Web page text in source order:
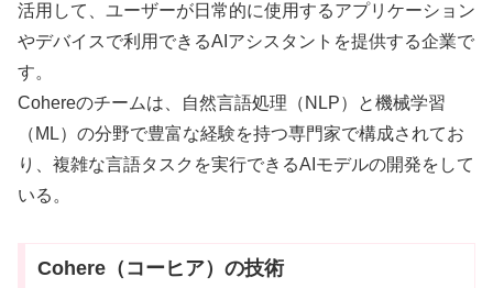
活用して、ユーザーが日常的に使用するアプリケーション
やデバイスで利用できるAIアシスタントを提供する企業で
す。
Cohereのチームは、自然言語処理（NLP）と機械学習
（ML）の分野で豊富な経験を持つ専門家で構成されてお
り、複雑な言語タスクを実行できるAIモデルの開発をして
いる。
Cohere（コーヒア）の技術